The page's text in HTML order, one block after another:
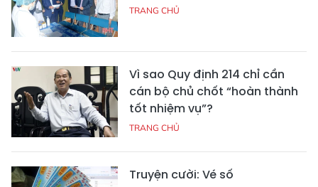
TRANG CHỦ
Vì sao Quy định 214 chỉ cần
cán bộ chủ chốt “hoàn thành
tốt nhiệm vụ”?
TRANG CHỦ
Truyện cười: Vé số